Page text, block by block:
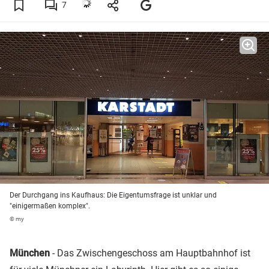
7
Der Durchgang ins Kaufhaus: Die Eigentumsfrage ist unklar und
"einigermaßen komplex".
© my
München - Das Zwischengeschoss am Hauptbahnhof ist